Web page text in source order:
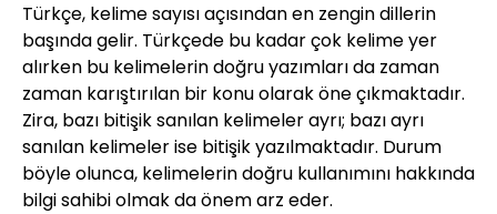
Türkçe, kelime sayısı açısından en zengin dillerin
başında gelir. Türkçede bu kadar çok kelime yer
alırken bu kelimelerin doğru yazımları da zaman
zaman karıştırılan bir konu olarak öne çıkmaktadır.
Zira, bazı bitişik sanılan kelimeler ayrı; bazı ayrı
sanılan kelimeler ise bitişik yazılmaktadır. Durum
böyle olunca, kelimelerin doğru kullanımını hakkında
bilgi sahibi olmak da önem arz eder.